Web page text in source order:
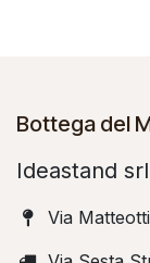
Bottega del
Ideastand srl
Via